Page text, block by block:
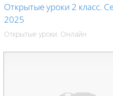
Открытые уроки 2 класс.
2025
Открытые уроки. Онлайн